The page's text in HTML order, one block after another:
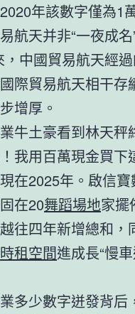
年該數字僅為1
航天并非“一夜成
，中國貿易航天經
際貿易航天相干存
增厚。
牛土豪看到林天秤
我用百萬現金買
在2025年。啟信
在20舞蹈場地家擺
往四年新增總和
時租空間進成長“慢車
多少數字迸發背